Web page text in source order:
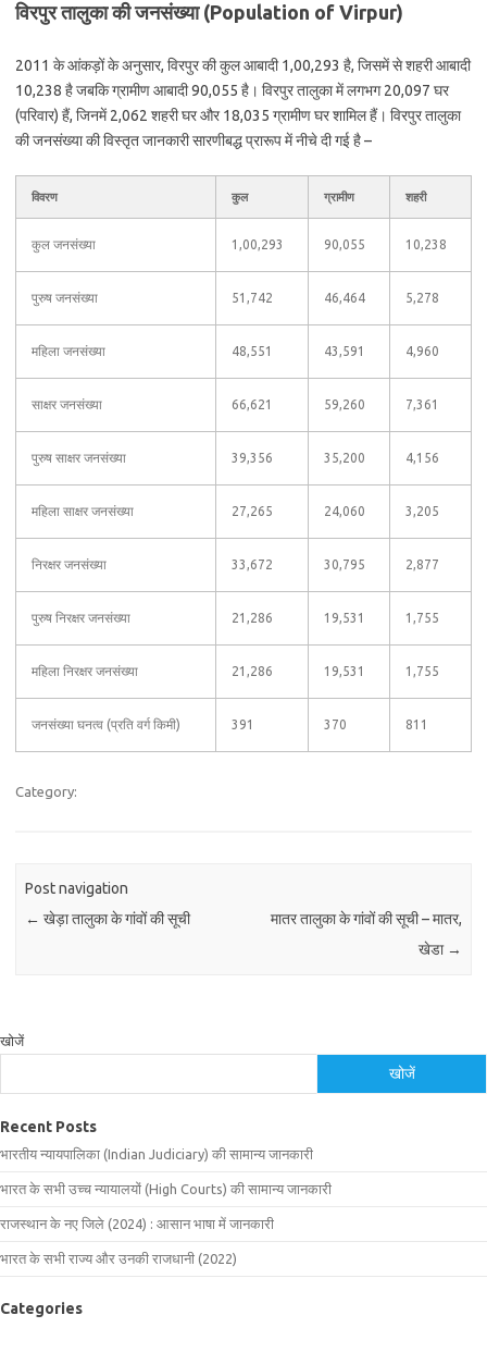
विरपुर तालुका की जनसंख्या (Population of Virpur)
2011 के आंकड़ों के अनुसार, विरपुर की कुल आबादी 1,00,293 है, जिसमें से शहरी आबादी
10,238 है जबकि ग्रामीण आबादी 90,055 है। विरपुर तालुका में लगभग 20,097 घर
(परिवार) हैं, जिनमें 2,062 शहरी घर और 18,035 ग्रामीण घर शामिल हैं। विरपुर तालुका
की जनसंख्या की विस्तृत जानकारी सारणीबद्ध प्रारूप में नीचे दी गई है –
विवरण कुल ग्रामीण शहरी
कुल जनसंख्या 1,00,293 90,055 10,238
पुरुष जनसंख्या 51,742 46,464 5,278
महिला जनसंख्या 48,551 43,591 4,960
साक्षर जनसंख्या 66,621 59,260 7,361
पुरुष साक्षर जनसंख्या 39,356 35,200 4,156
महिला साक्षर जनसंख्या 27,265 24,060 3,205
निरक्षर जनसंख्या 33,672 30,795 2,877
पुरुष निरक्षर जनसंख्या 21,286 19,531 1,755
महिला निरक्षर जनसंख्या 21,286 19,531 1,755
जनसंख्या घनत्व (प्रति वर्ग किमी) 391 370 811
Category:
Post navigation
← खेड़ा तालुका के गांवों की सूची
मातर तालुका के गांवों की सूची – मातर,
खेडा →
खोजें
खोजें
Recent Posts
भारतीय न्यायपालिका (Indian Judiciary) की सामान्य जानकारी
भारत के सभी उच्च न्यायालयों (High Courts) की सामान्य जानकारी
राजस्थान के नए जिले (2024) : आसान भाषा में जानकारी
भारत के सभी राज्य और उनकी राजधानी (2022)
Categories